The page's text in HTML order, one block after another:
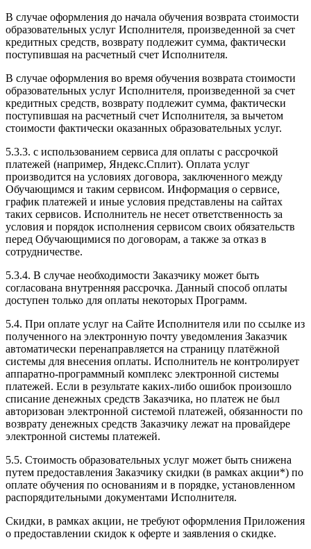
В случае оформления до начала обучения возврата стоимости
образовательных услуг Исполнителя, произведенной за счет
кредитных средств, возврату подлежит сумма, фактически
поступившая на расчетный счет Исполнителя.
В случае оформления во время обучения возврата стоимости
образовательных услуг Исполнителя, произведенной за счет
кредитных средств, возврату подлежит сумма, фактически
поступившая на расчетный счет Исполнителя, за вычетом
стоимости фактически оказанных образовательных услуг.
5.3.3. с использованием сервиса для оплаты с рассрочкой
платежей (например, Яндекс.Сплит). Оплата услуг
производится на условиях договора, заключенного между
Обучающимся и таким сервисом. Информация о сервисе,
график платежей и иные условия представлены на сайтах
таких сервисов. Исполнитель не несет ответственность за
условия и порядок исполнения сервисом своих обязательств
перед Обучающимися по договорам, а также за отказ в
сотрудничестве.
5.3.4. В случае необходимости Заказчику может быть
согласована внутренняя рассрочка. Данный способ оплаты
доступен только для оплаты некоторых Программ.
5.4. При оплате услуг на Сайте Исполнителя или по ссылке из
полученного на электронную почту уведомления Заказчик
автоматически перенаправляется на страницу платёжной
системы для внесения оплаты. Исполнитель не контролирует
аппаратно-программный комплекс электронной системы
платежей. Если в результате каких-либо ошибок произошло
списание денежных средств Заказчика, но платеж не был
авторизован электронной системой платежей, обязанности по
возврату денежных средств Заказчику лежат на провайдере
электронной системы платежей.
5.5. Стоимость образовательных услуг может быть снижена
путем предоставления Заказчику скидки (в рамках акции*) по
оплате обучения по основаниям и в порядке, установленном
распорядительными документами Исполнителя.
Скидки, в рамках акции, не требуют оформления Приложения
о предоставлении скидок к оферте и заявления о скидке.